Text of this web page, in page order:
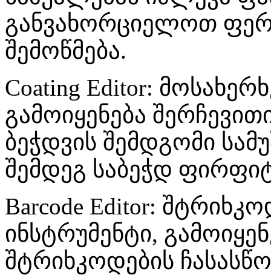
განვახორციელოთ
შემოწმება.
Coating Editor:
გამოიყენება
ბეჭდვის შემდგომი
შემდეგ საბეჭდ
Barcode Editor:
ინსტრუმენტი,
შტრიხკოდების